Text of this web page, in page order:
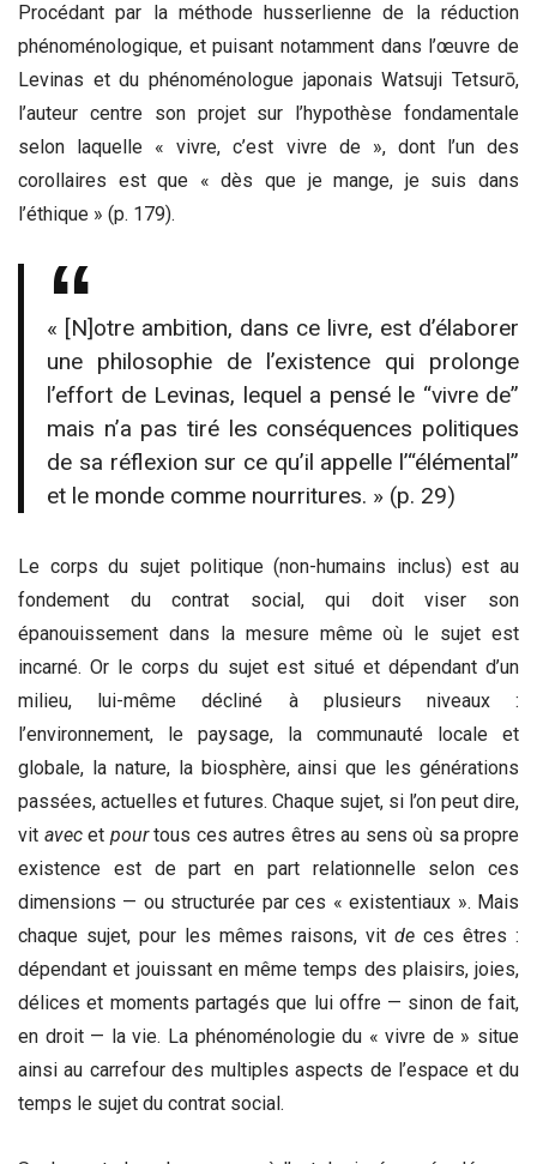
Procédant par la méthode husserlienne de la réduction
phénoménologique, et puisant notamment dans l’œuvre de
Levinas et du phénoménologue japonais Watsuji Tetsurō,
l’auteur centre son projet sur l’hypothèse fondamentale
selon laquelle « vivre, c’est vivre de », dont l’un des
corollaires est que « dès que je mange, je suis dans
l’éthique » (p. 179).
« [N]otre ambition, dans ce livre, est d’élaborer
une philosophie de l’existence qui prolonge
l’effort de Levinas, lequel a pensé le “vivre de”
mais n’a pas tiré les conséquences politiques
de sa réflexion sur ce qu’il appelle l’“élémental”
et le monde comme nourritures. » (p. 29)
Le corps du sujet politique (non-humains inclus) est au
fondement du contrat social, qui doit viser son
épanouissement dans la mesure même où le sujet est
incarné. Or le corps du sujet est situé et dépendant d’un
milieu, lui-même décliné à plusieurs niveaux :
l’environnement, le paysage, la communauté locale et
globale, la nature, la biosphère, ainsi que les générations
passées, actuelles et futures. Chaque sujet, si l’on peut dire,
vit avecet pourtous ces autres êtres au sens où sa propre
existence est de part en part relationnelle selon ces
dimensions — ou structurée par ces « existentiaux ». Mais
chaque sujet, pour les mêmes raisons, vit de ces êtres :
dépendant et jouissant en même temps des plaisirs, joies,
délices et moments partagés que lui offre — sinon de fait,
en droit — la vie. La phénoménologie du « vivre de » situe
ainsi au carrefour des multiples aspects de l’espace et du
temps le sujet du contrat social.